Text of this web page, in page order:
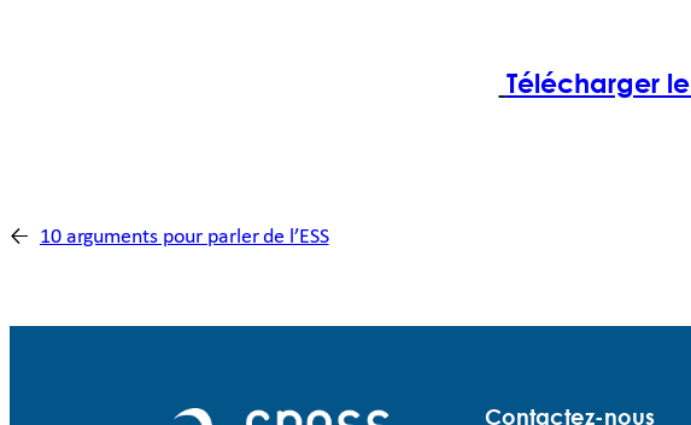
Télécharger le
← 10 arguments pour parler de l’ESS
Contactez-nous